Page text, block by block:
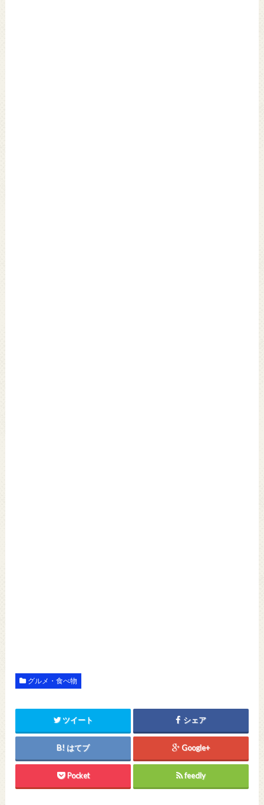
グルメ・食べ物
ツイート シェア
はてブ Google+
Pocket feedly